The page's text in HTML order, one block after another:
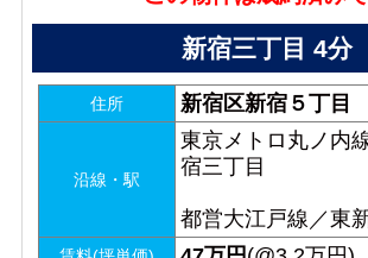
新宿三丁目 4分
住所 新宿区新宿５丁目
沿線・駅
東京メトロ丸ノ内
宿三丁目
都営大江戸線／東